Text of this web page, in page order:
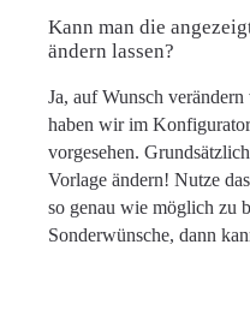
Kann man die
ändern lassen?
Ja, auf Wunsch
haben wir im
vorgesehen.
Vorlage ändern! Nutze
so genau wie möglich zu
Sonderwünsche, dann